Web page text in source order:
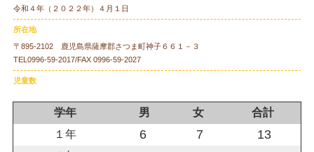
令和４年（２０２２年）４月１日
所在地
〒895-2102 鹿児島県薩摩郡さつま町神子６６１－３
TEL0996-59-2017/FAX 0996-59-2027
児童数
学年 男 女
合計
１年
6 7 13